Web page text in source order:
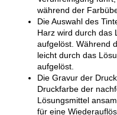
während der
Die Auswahl des
Harz wird durch das
aufgelöst. Während
leicht durch das
aufgelöst.
Die Gravur der
Druckfarbe der
Lösungsmittel
für eine